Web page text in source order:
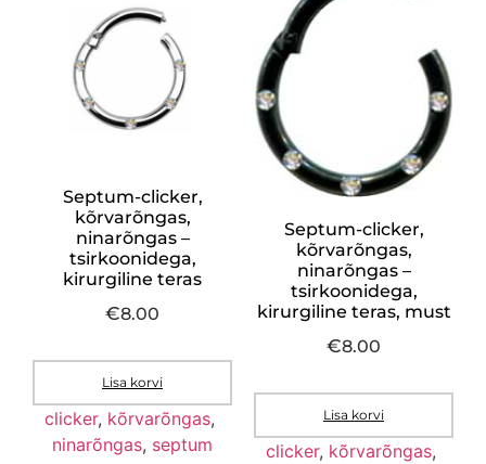
Septum-clicker,
kõrvarõngas,
ninarõngas –
tsirkoonidega,
kirurgiline teras
€8.00
Lisa korvi
clicker, kõrvarõngas,
ninarõngas, septum
Septum-clicker,
kõrvarõngas,
ninarõngas –
tsirkoonidega,
kirurgiline teras, must
€8.00
Lisa korvi
clicker, kõrvarõngas,